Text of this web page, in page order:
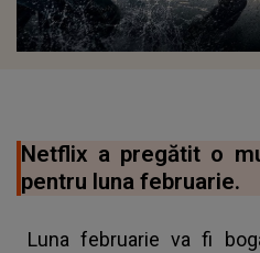
Netflix a pregătit o
pentru luna februarie.
Luna februarie va fi